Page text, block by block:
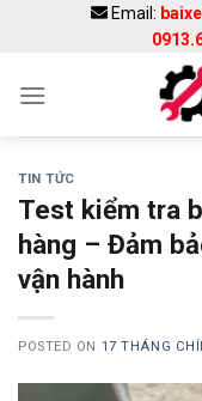
Email:
TIN TỨC
Test kiểm tra
hàng – Đảm
vận hành
POSTED ON 17 THÁNG